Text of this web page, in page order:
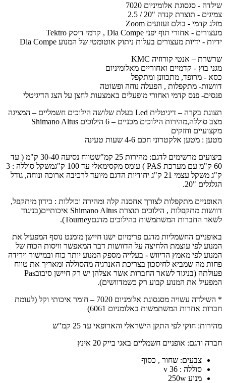
שילדה - סגסוגת אלומיניום 7020
צמיגים - תוצרת קנדה "20 / 2.5
מזלג קדמי - בולם זעזועים Zoom
מעצורים - אחורי תוף יפני Dia Compe , קדמי דיסק Tektro
ידיות - ידיות מעצורים בעלות ניתוק אוטומטי של המנוע Dia Compe
שרשרת – אנטי קורוזיה KMC
מגני בוץ - קדמיים ואחוריים מאלומיניום
כסא - מרופד, מתכוונן ומתקפל
דוושות- מתקפלות , הפעלה נוחה ופשוטה
פנסים- פנס קדמי ואחורי מופעלים באמצעות לחצן על הצג הדיגיטלי
תצוגת בקרה – דיגיטלית Led בעלת שלושה הילוכים חשמליים – המציגה
מצב סוללה,מהירות הילוכים מכניים – 6 הילוכים Shimano Altus
מקצועיים וחזקים
מטען : מטען אלקטרוני חכם 4-6 שעות טעינה
ביצועים מרשימים לדגם: מהירות 25 קמ"שטווח נסיעה 30-40 ק"מ ( עד
60 ק"מ עם מערכת PAS ) עומס מקסימאלי עד 100 ק"גמשקל סוללה : 3
ק"ג משקל עצמי 21 ק"ג יחודיות הדגם מיועד לרכיבה ארוכה ונוחה, גודל
הגלגלים "20.
האופניים מתקפלות לצורך אחסנה קלה ומהירה וכוללות : כידון מיתקפל,
דוושות מתקפלות , הילוכים תוצרת Shimano Altus איכותיים(בניגוד
לשאר החברות המשתמשות בהילוכים מדגםTourney).
באופניים החשמליות מדגם פרימיום ישנו חיישן מומנט נוסף המפעיל את
המנוע לפי עוצמת הלחיצה על הדוושות דבר המאפשר וויסות הכוח של
המנוע לפי מאמץ הדיווש - בעלייה מספק המנוע יותר כוח ובמישור וירידה
פחות מה שמביא לחיסכון בצריכת האנרגיה מהסוללה ומאריך את טווח
פעולתה (בניגוד לשאר החברות אשר אצלהן יש רק חיישן סיבובPas
המפעיל את המנוע קבוע רק כשמדוושים).
* השילדה עשויה מסגסוגת אלומניום 7020 – חומר איכותי וקל (לעומת
חברות אחרות המשתמשות באלומניום 6061)
מהירות: חוקי לפי התקן הישראלי והארופאי עד 25 קמ"ש
חברה ודגם: אופניים חשמליים באגי בייק 20 אינץ
צבעים: שחור , כסוף
סוללה : 36 v
מנוע 250w